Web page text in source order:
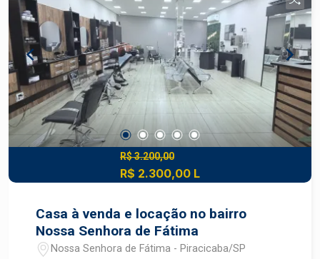
R$ 3.200,00
R$ 2.300,00 L
Casa à venda e locação no bairro
Nossa Senhora de Fátima
Nossa Senhora de Fátima - Piracicaba/SP